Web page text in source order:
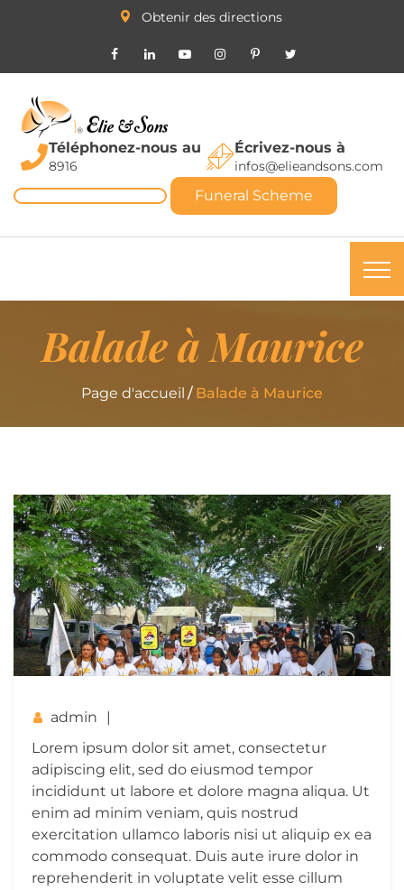
Obtenir des directions
Téléphonez-nous au
8916
Écrivez-nous à
infos@elieandsons.com
Funeral Scheme
Balade à Maurice
Page d'accueil Balade à Maurice
admin
Lorem ipsum dolor sit amet, consectetur
adipiscing elit, sed do eiusmod tempor
incididunt ut labore et dolore magna aliqua. Ut
enim ad minim veniam, quis nostrud
exercitation ullamco laboris nisi ut aliquip ex ea
commodo consequat. Duis aute irure dolor in
reprehenderit in voluptate velit esse cillum